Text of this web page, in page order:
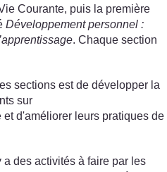
Courante, puis la première
Développement personnel :
. Chaque section
sections est de développer la
sur
d'améliorer leurs pratiques de
des activités à faire par les